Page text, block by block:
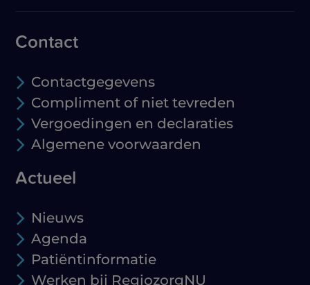
Contact
Contactgegevens
Compliment of niet tevreden
Vergoedingen en declaraties
Algemene voorwaarden
Actueel
Nieuws
Agenda
Patiëntinformatie
Werken bij RegiozorgNU